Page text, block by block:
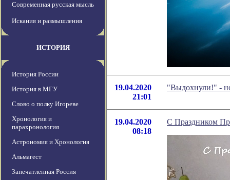
Современная русская мысль
Искания и размышления
ИСТОРИЯ
История России
История в МГУ
Слово о полку Игореве
Хронология и
парахронология
Астрономия и Хронология
Альмагест
Запечатленная Россия
19.04.2020
21:01
"Выдохнули!" -
19.04.2020
08:18
C Праздником